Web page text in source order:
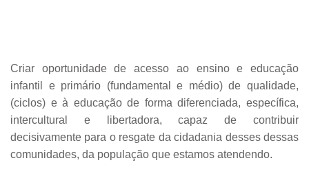
Criar oportunidade de acesso ao ensino e educação
infantil e primário (fundamental e médio) de qualidade,
(ciclos) e à educação de forma diferenciada, específica,
intercultural e libertadora, capaz de contribuir
decisivamente para o resgate da cidadania desses dessas
comunidades, da população que estamos atendendo.